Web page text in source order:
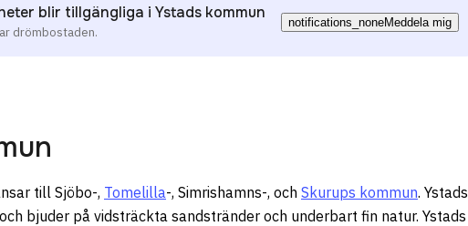
blir tillgängliga i Ystads kommun
drömbostaden.
notifications_noneMeddela mig
till Sjöbo-, Tomelilla-, Simrishamns-, och Skurups kommun. Ystads
bjuder på vidsträckta sandstränder och underbart fin natur. Ystads